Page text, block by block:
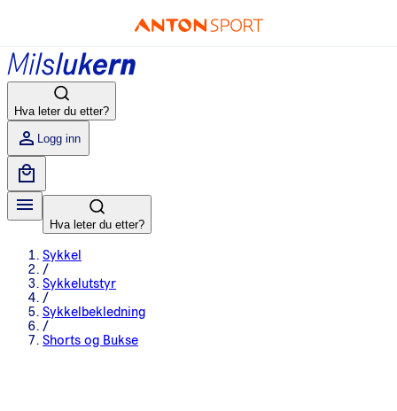
Hva leter du etter?
Logg inn
Hva leter du etter?
Sykkel
/
Sykkelutstyr
/
Sykkelbekledning
/
Shorts og Bukse